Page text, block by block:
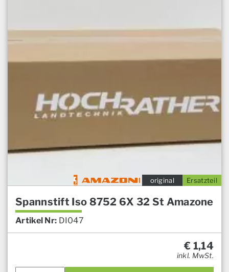
Ersatzteil
original
Spannstift Iso 8752 6X 32 St Amazone
Artikel Nr: DI047
€ 1,14
inkl. MwSt.